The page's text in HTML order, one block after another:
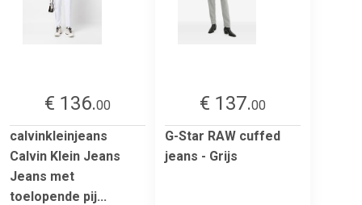
€ 136.00
calvinkleinjeans
Calvin Klein Jeans
Jeans met
toelopende pij...
€ 137.00
G-Star RAW cuffed
jeans - Grijs